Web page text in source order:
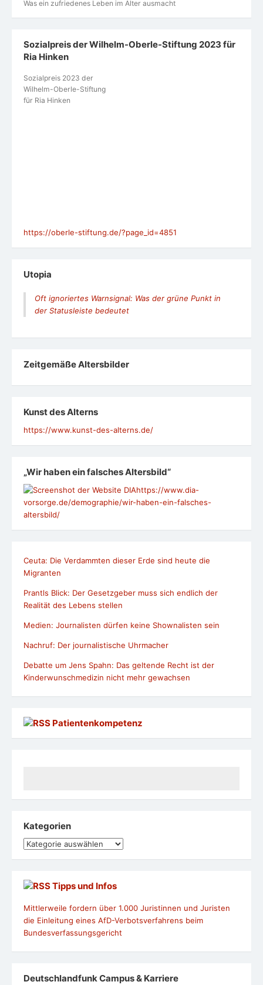
Was ein zufriedenes Leben im Alter ausmacht
Sozialpreis der Wilhelm-Oberle-Stiftung 2023 für
Ria Hinken
Sozialpreis 2023 der
Wilhelm-Oberle-Stiftung
für Ria Hinken
https://oberle-stiftung.de/?page_id=4851
Utopia
Oft ignoriertes Warnsignal: Was der grüne Punkt in
der Statusleiste bedeutet
Zeit­ge­mäße Alters­bil­der
Kunst des Alterns
https://www.kunst-des-alterns.de/
„Wir haben ein falsches Altersbild“
https://www.dia-
vorsorge.de/demographie/wir-haben-ein-falsches-
altersbild/
Ceuta: Die Verdammten dieser Erde sind heute die
Migranten
Prantls Blick: Der Gesetzgeber muss sich endlich der
Realität des Lebens stellen
Medien: Journalisten dürfen keine Shownalisten sein
Nachruf: Der journalistische Uhrmacher
Debatte um Jens Spahn: Das geltende Recht ist der
Kinderwunschmedizin nicht mehr gewachsen
Patientenkompetenz
Kategorien
Kategorien
Tipps und Infos
Mittlerweile fordern über 1.000 Juristinnen und Juristen
die Einleitung eines AfD-Verbotsverfahrens beim
Bundesverfassungsgericht
Deutschlandfunk Campus & Karriere